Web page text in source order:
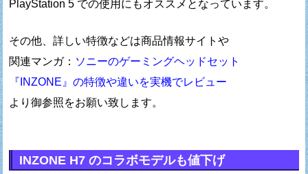
PlayStation 5 での使用にもオススメとなっています。
その他、詳しい特徴などは商品情報サイトや
関連マンガ： ソニーのゲーミングヘッドセット
『INZONE』の特徴や違いを実機でレビュー
より御参照をお願い致します。
INZONE H7 のコラボモデルも値下げ